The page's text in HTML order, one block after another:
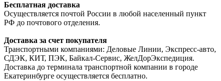
Бесплатная доставка
Осуществляется почтой России в любой населенный пункт
РФ до почтового отделения.
Доставка за счет покупателя
Транспортными компаниями: Деловые Линии, Экспресс-авто,
СДЭК, КИТ, ПЭК, Байкал-Сервис, ЖелДорЭкспедиция.
Доставка до терминала транспортной компании в городе
Екатеринбурге осуществляется бесплатно.